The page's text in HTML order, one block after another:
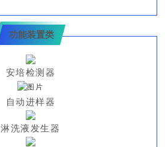
功能装置类
安培检测器
自动进样器
淋洗液发生器